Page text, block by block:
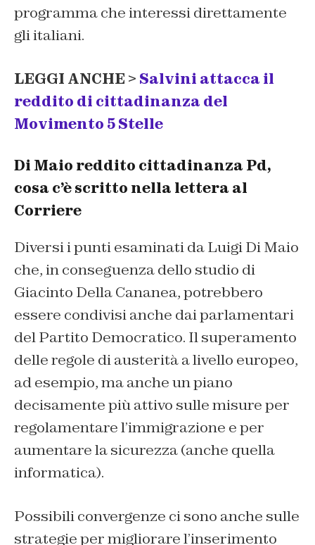
programma che interessi direttamente
gli italiani.
LEGGI ANCHE > Salvini attacca il
reddito di cittadinanza del
Movimento 5 Stelle
Di Maio reddito cittadinanza Pd,
cosa c’è scritto nella lettera al
Corriere
Diversi i punti esaminati da Luigi Di Maio
che, in conseguenza dello studio di
Giacinto Della Cananea, potrebbero
essere condivisi anche dai parlamentari
del Partito Democratico. Il superamento
delle regole di austerità a livello europeo,
ad esempio, ma anche un piano
decisamente più attivo sulle misure per
regolamentare l’immigrazione e per
aumentare la sicurezza (anche quella
informatica).
Possibili convergenze ci sono anche sulle
strategie per migliorare l’inserimento